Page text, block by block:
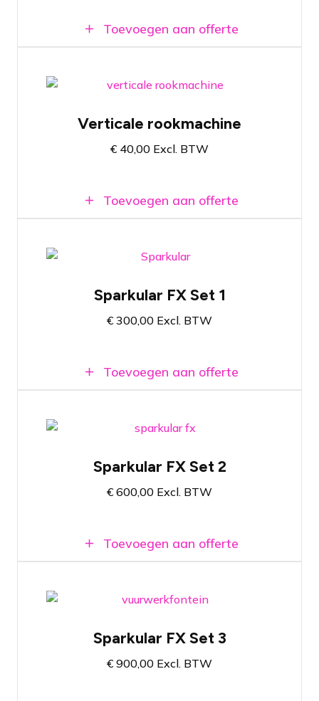
Toevoegen aan offerte
tot 5 meter hoog
Emulatie van CO2 effect
Verticale rookmachine
€ 40,00 Excl. BTW
Toevoegen aan offerte
Inclusief vulmateriaal voor 10 minuten
show-effect
Sfeerverhogend koudvuur effect
Sparkular FX Set 1
€ 300,00 Excl. BTW
Toevoegen aan offerte
Inclusief vulmateriaal voor 10 minuten
show-effect
Sfeerverhogend koudvuur effect
Sparkular FX Set 2
€ 600,00 Excl. BTW
Toevoegen aan offerte
Inclusief vulmateriaal voor 10 minuten
show-effect
Sfeerverhogend koudvuur effect
Sparkular FX Set 3
€ 900,00 Excl. BTW